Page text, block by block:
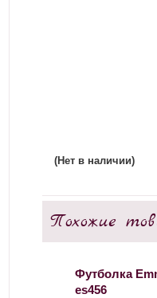
(Нет в наличии)
Похожие
Футболка
es456